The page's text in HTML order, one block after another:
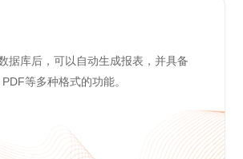
据库后，可以自动生成报表，并具备
等多种格式的功能。